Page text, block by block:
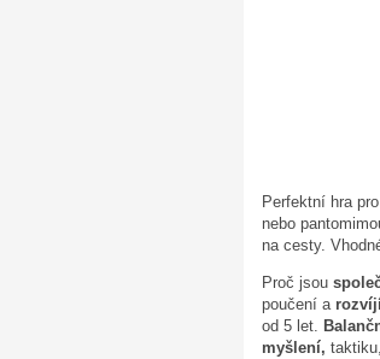
Perfektní hra
nebo
na cesty.
Proč jsou
poučení a
od 5 let.
myšlení, taktiku,